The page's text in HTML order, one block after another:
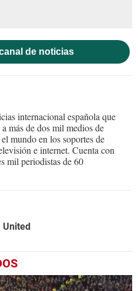
de noticias
internacional española que
más de dos mil medios de
mundo en los soportes de
e internet. Cuenta con
mil periodistas de 60
United